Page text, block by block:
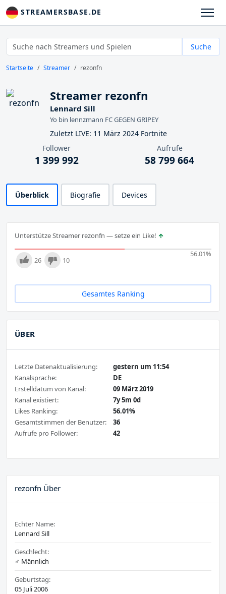
STREAMERSBASE.DE
Suche
Startseite Streamer rezonfn
Streamer rezonfn
Lennard Sill
Yo bin lennzmann FC GEGEN GRIPEY
Zuletzt LIVE: 11 März 2024 Fortnite
Follower
1 399 992
Aufrufe
58 799 664
Überblick Biografie Devices
Unterstütze Streamer rezonfn — setze ein Like!
56.01%
26 10
Gesamtes Ranking
ÜBER
Letzte Datenaktualisierung:
gestern um 11:54
Kanalsprache:
DE
Erstelldatum von Kanal:
09 März 2019
Kanal existiert:
7y 5m 0d
Likes Ranking:
56.01%
Gesamtstimmen der Benutzer:
36
Aufrufe pro Follower:
42
rezonfn Über
Echter Name:
Lennard Sill
Geschlecht:
♂️ Männlich
Geburtstag:
05 Juli 2006